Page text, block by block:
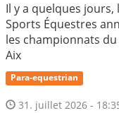
Il y a quelques jours,
Sports Équestres
les championnats
Aix
Para-equestrian
31. juillet 2026 -